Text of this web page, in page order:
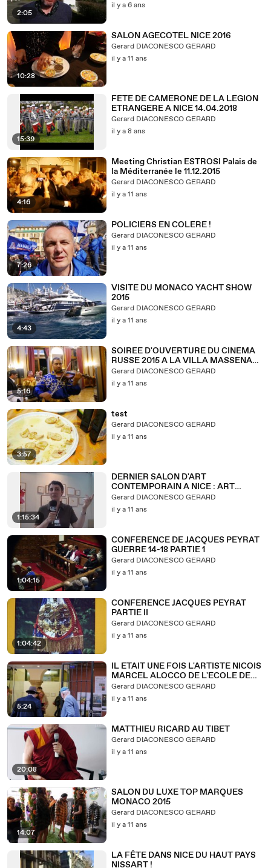
2:05
il y a 6 ans
10:28
SALON AGECOTEL NICE 2016
Gerard DIACONESCO GERARD
il y a 11 ans
15:39
FETE DE CAMERONE DE LA LEGION
ETRANGERE A NICE 14.04.2018
Gerard DIACONESCO GERARD
il y a 8 ans
4:16
Meeting Christian ESTROSI Palais de
la Méditerranée le 11.12.2015
Gerard DIACONESCO GERARD
il y a 11 ans
7:26
POLICIERS EN COLERE !
Gerard DIACONESCO GERARD
il y a 11 ans
4:43
VISITE DU MONACO YACHT SHOW
2015
Gerard DIACONESCO GERARD
il y a 11 ans
5:16
SOIREE D'OUVERTURE DU CINEMA
RUSSE 2015 A LA VILLA MASSENA
DE NICE
Gerard DIACONESCO GERARD
il y a 11 ans
3:57
test
Gerard DIACONESCO GERARD
il y a 11 ans
1:15:34
DERNIER SALON D'ART
CONTEMPORAIN A NICE : ART
JONCTION 2001
Gerard DIACONESCO GERARD
il y a 11 ans
1:04:15
CONFERENCE DE JACQUES PEYRAT
GUERRE 14-18 PARTIE 1
Gerard DIACONESCO GERARD
il y a 11 ans
1:04:42
CONFERENCE JACQUES PEYRAT
PARTIE II
Gerard DIACONESCO GERARD
il y a 11 ans
5:24
IL ETAIT UNE FOIS L'ARTISTE NICOIS
MARCEL ALOCCO DE L'ECOLE DE
NICE
Gerard DIACONESCO GERARD
il y a 11 ans
20:08
MATTHIEU RICARD AU TIBET
Gerard DIACONESCO GERARD
il y a 11 ans
14:07
SALON DU LUXE TOP MARQUES
MONACO 2015
Gerard DIACONESCO GERARD
il y a 11 ans
LA FÊTE DANS NICE DU HAUT PAYS
NISSART !